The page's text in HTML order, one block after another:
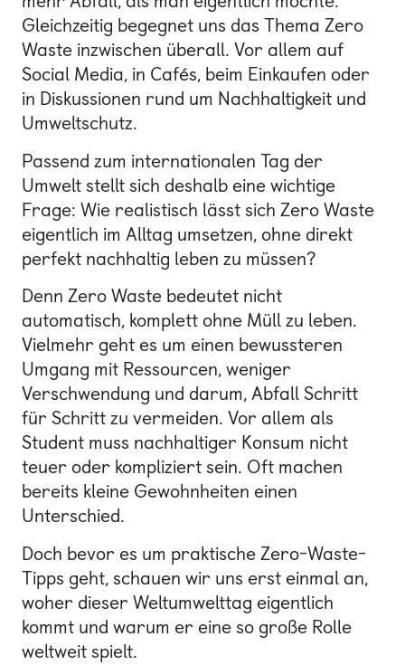
Gleichzeitig begegnet uns das Thema Zero
Waste inzwischen überall. Vor allem auf
Social Media, in Cafés, beim Einkaufen oder
in Diskussionen rund um Nachhaltigkeit und
Umweltschutz.
Passend zum internationalen Tag der
Umwelt stellt sich deshalb eine wichtige
Frage: Wie realistisch lässt sich Zero Waste
eigentlich im Alltag umsetzen, ohne direkt
perfekt nachhaltig leben zu müssen?
Denn Zero Waste bedeutet nicht
automatisch, komplett ohne Müll zu leben.
Vielmehr geht es um einen bewussteren
Umgang mit Ressourcen, weniger
Verschwendung und darum, Abfall Schritt
für Schritt zu vermeiden. Vor allem als
Student muss nachhaltiger Konsum nicht
teuer oder kompliziert sein. Oft machen
bereits kleine Gewohnheiten einen
Unterschied.
Doch bevor es um praktische Zero-Waste-
Tipps geht, schauen wir uns erst einmal an,
woher dieser Weltumwelttag eigentlich
kommt und warum er eine so große Rolle
weltweit spielt.